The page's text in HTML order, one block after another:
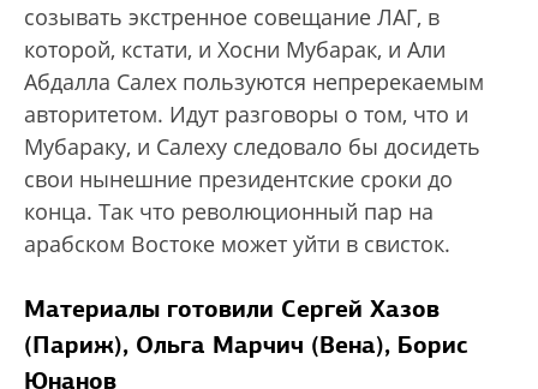
созывать экстренное совещание ЛАГ, в
которой, кстати, и Хосни Мубарак, и Али
Абдалла Салех пользуются непререкаемым
авторитетом. Идут разговоры о том, что и
Мубараку, и Салеху следовало бы досидеть
свои нынешние президентские сроки до
конца. Так что революционный пар на
арабском Востоке может уйти в свисток.
Материалы готовили Сергей Хазов
(Париж), Ольга Марчич (Вена), Борис
Юнанов